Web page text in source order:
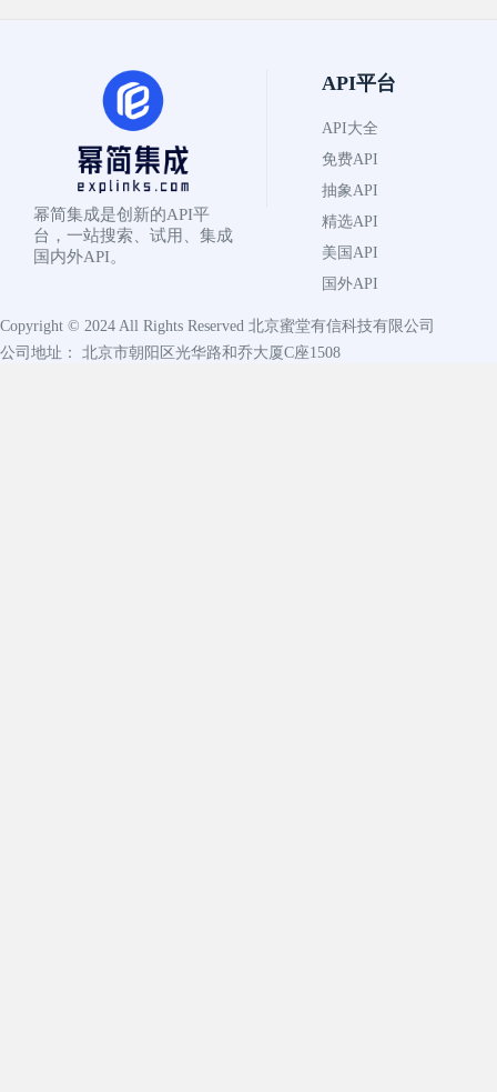
幂简集成是创新的API平
台，一站搜索、试用、集成
国内外API。
API平台
API大全
免费API
抽象API
精选API
美国API
国外API
Copyright © 2024 All Rights Reserved 北京蜜堂有信科技有限公司
公司地址： 北京市朝阳区光华路和乔大厦C座1508